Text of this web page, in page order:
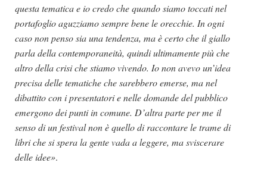
questa tematica e io credo che quando siamo toccati nel
portafoglio aguzziamo sempre bene le orecchie. In ogni
caso non penso sia una tendenza, ma è certo che il giallo
parla della contemporaneità, quindi ultimamente più che
altro della crisi che stiamo vivendo. Io non avevo un’idea
precisa delle tematiche che sarebbero emerse, ma nel
dibattito con i presentatori e nelle domande del pubblico
emergono dei punti in comune. D’altra parte per me il
senso di un festival non è quello di raccontare le trame di
libri che si spera la gente vada a leggere, ma sviscerare
delle idee».